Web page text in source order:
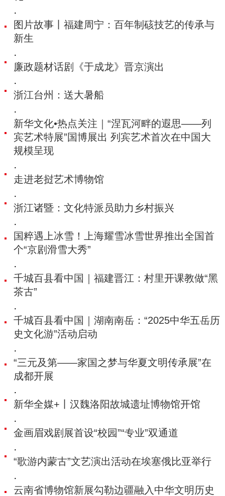
·
图片故事丨福建周宁：百年制硋技艺的传承与
新生
·
廉政题材话剧《于成龙》晋京演出
·
浙江台州：送大暑船
·
新华文化•热点关注｜“涅瓦河畔的遐思——列
宾艺术特展”国博展出 列宾艺术首次在中国大
规模呈现
·
走进老挝艺术博物馆
·
浙江诸暨：文化特派员助力乡村振兴
·
国粹遇上冰雪！上海耀雪冰雪世界推出全国首
个“京剧滑雪大秀”
·
千城百县看中国｜福建晋江：村里开课教做“黑
茶古”
·
千城百县看中国｜湖南南岳：“2025中华五岳历
史文化游”活动启动
·
“三元及第——家国之梦与华夏文明传承展”在
成都开展
·
新华全媒+丨汉魏洛阳故城遗址博物馆开馆
·
金画眉戏剧展首设“校园”“专业”双通道
·
“歌游内蒙古”文艺演出活动在埃塞俄比亚举行
·
云南省博物馆新展勾勒边疆融入中华文明历史